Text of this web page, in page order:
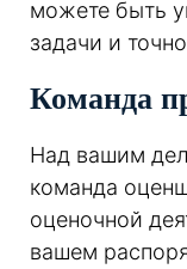
можете быть
задачи и
Команда
Над вашим
команда
оценочной
вашем